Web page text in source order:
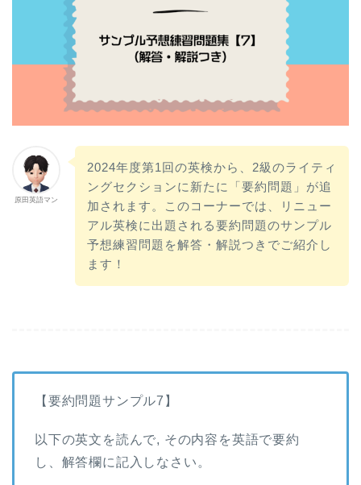
原田英語マン
2024年度第1回の英検から、2級のライティ
ングセクションに新たに「要約問題」が追
加されます。このコーナーでは、リニュー
アル英検に出題される要約問題のサンプル
予想練習問題を解答・解説つきでご紹介し
ます！
【要約問題サンプル7】
以下の英文を読んで, その内容を英語で要約
し、解答欄に記入しなさい。